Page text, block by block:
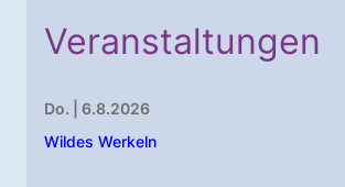
Veranstaltungen
Do. | 6.8.2026
Wildes Werkeln